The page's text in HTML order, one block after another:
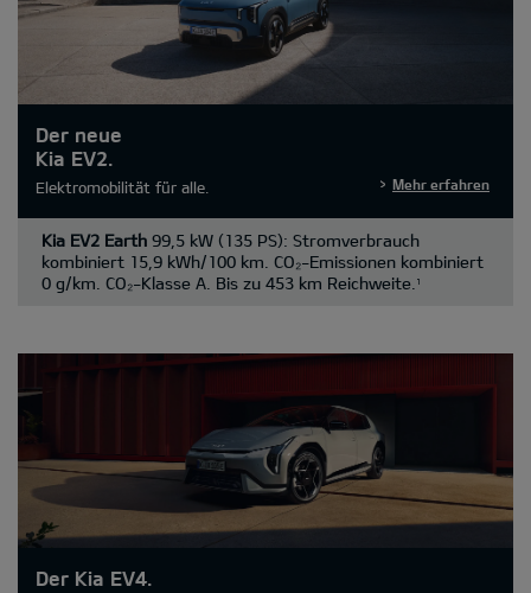
Der neue
Kia EV2.
Elektromobilität für alle. Mehr erfahren
Kia EV2 Earth 99,5 kW (135 PS): Stromverbrauch
kombiniert 15,9 kWh/100 km. CO₂-Emissionen kombiniert
0 g/km. CO₂-Klasse A. Bis zu 453 km Reichweite.
1
Der Kia EV4.